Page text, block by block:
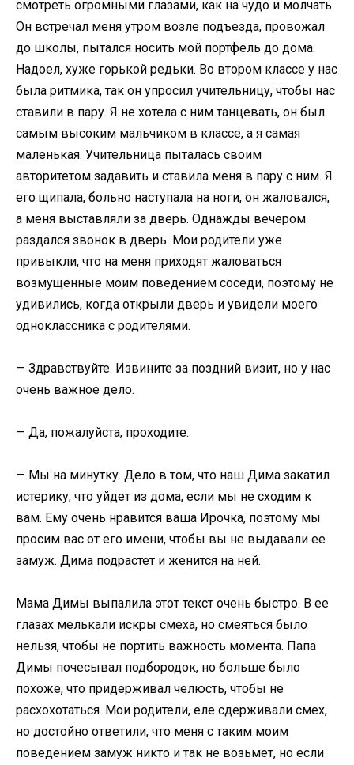
смотреть огромными глазами, как на чудо и молчать.
Он встречал меня утром возле подъезда, провожал
до школы, пытался носить мой портфель до дома.
Надоел, хуже горькой редьки. Во втором классе у нас
была ритмика, так он упросил учительницу, чтобы нас
ставили в пару. Я не хотела с ним танцевать, он был
самым высоким мальчиком в классе, а я самая
маленькая. Учительница пыталась своим
авторитетом задавить и ставила меня в пару с ним. Я
его щипала, больно наступала на ноги, он жаловался,
а меня выставляли за дверь. Однажды вечером
раздался звонок в дверь. Мои родители уже
привыкли, что на меня приходят жаловаться
возмущенные моим поведением соседи, поэтому не
удивились, когда открыли дверь и увидели моего
одноклассника с родителями.
— Здравствуйте. Извините за поздний визит, но у нас
очень важное дело.
— Да, пожалуйста, проходите.
— Мы на минутку. Дело в том, что наш Дима закатил
истерику, что уйдет из дома, если мы не сходим к
вам. Ему очень нравится ваша Ирочка, поэтому мы
просим вас от его имени, чтобы вы не выдавали ее
замуж. Дима подрастет и женится на ней.
Мама Димы выпалила этот текст очень быстро. В ее
глазах мелькали искры смеха, но смеяться было
нельзя, чтобы не портить важность момента. Папа
Димы почесывал подбородок, но больше было
похоже, что придерживал челюсть, чтобы не
расхохотаться. Мои родители, еле сдерживали смех,
но достойно ответили, что меня с таким моим
поведением замуж никто и так не возьмет, но если